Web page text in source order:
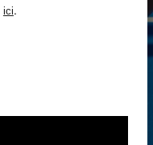
ici.